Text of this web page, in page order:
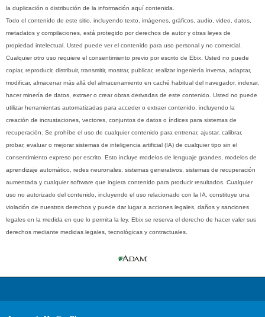
la duplicación o distribución de la información aquí contenida.
Todo el contenido de este sitio, incluyendo texto, imágenes, gráficos, audio, video, datos,
metadatos y compilaciones, está protegido por derechos de autor y otras leyes de
propiedad intelectual. Usted puede ver el contenido para uso personal y no comercial.
Cualquier otro uso requiere el consentimiento previo por escrito de Ebix. Usted no puede
copiar, reproducir, distribuir, transmitir, mostrar, publicar, realizar ingeniería inversa, adaptar,
modificar, almacenar más allá del almacenamiento en caché habitual del navegador, indexar,
hacer minería de datos, extraer o crear obras derivadas de este contenido. Usted no puede
utilizar herramientas automatizadas para acceder o extraer contenido, incluyendo la
creación de incrustaciones, vectores, conjuntos de datos o índices para sistemas de
recuperación. Se prohíbe el uso de cualquier contenido para entrenar, ajustar, calibrar,
probar, evaluar o mejorar sistemas de inteligencia artificial (IA) de cualquier tipo sin el
consentimiento expreso por escrito. Esto incluye modelos de lenguaje grandes, modelos de
aprendizaje automático, redes neuronales, sistemas generativos, sistemas de recuperación
aumentada y cualquier software que ingiera contenido para producir resultados. Cualquier
uso no autorizado del contenido, incluyendo el uso relacionado con la IA, constituye una
violación de nuestros derechos y puede dar lugar a acciones legales, daños y sanciones
legales en la medida en que lo permita la ley. Ebix se reserva el derecho de hacer valer sus
derechos mediante medidas legales, tecnológicas y contractuales.